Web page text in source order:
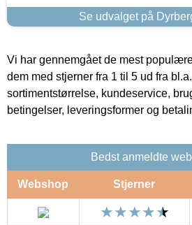
Se udvalget på
Vi har gennemgået de mest
dem med stjerner fra 1 til 5 ud fra
sortimentstørrelse, kundeservice,
betingelser, leveringsformer og
Bedst anmeldte
Webshop Stjerner